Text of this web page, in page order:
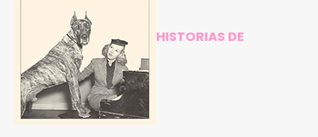
HISTORIAS DE